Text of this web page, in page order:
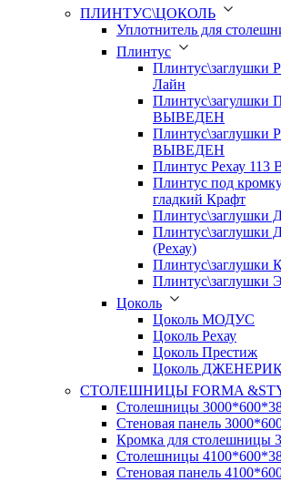
ПЛИНТУС\ЦОКОЛЬ
Уплотнитель для
Плинтус
Плинтус\заглушки
Лайн
Плинтус\загулшки
ВЫВЕДЕН
Плинтус\заглушки
ВЫВЕДЕН
Плинтус Рехау
Плинтус под
гладкий Крафт
(Рехау)
Плинтус\заглушки
Цоколь
Цоколь МОДУС
Цоколь Рехау
Цоколь Престиж
Цоколь
СТОЛЕШНИЦЫ FORMA
Столешницы
Стеновая панель
Кромка для столешницы
Столешницы
Стеновая панель